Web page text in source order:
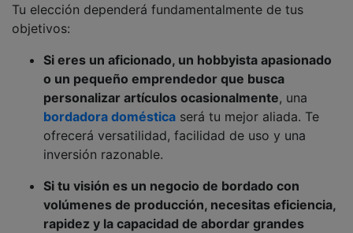
Tu elección dependerá fundamentalmente de tus
objetivos:
Si eres un aficionado, un hobbyista apasionado
o un pequeño emprendedor que busca
personalizar artículos ocasionalmente, una
bordadora doméstica será tu mejor aliada. Te
ofrecerá versatilidad, facilidad de uso y una
inversión razonable.
Si tu visión es un negocio de bordado con
volúmenes de producción, necesitas eficiencia,
rapidez y la capacidad de abordar grandes